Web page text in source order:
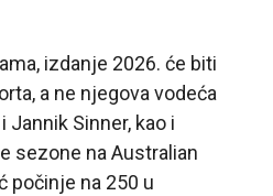
izdanje 2026. će biti
a ne njegova vodeća
Jannik Sinner, kao i
sezone na Australian
počinje na 250 u